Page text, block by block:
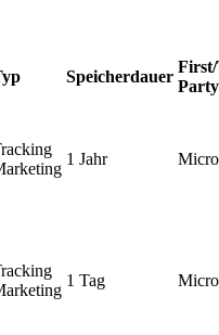
Speicherdauer
Party
1 Jahr
1 Tag